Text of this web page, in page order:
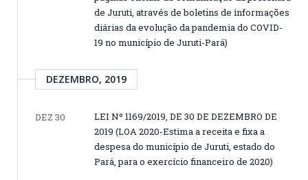
de Juruti, através de boletins de informações
diárias da evolução da pandemia do COVID-
19 no município de Juruti-Pará)
DEZEMBRO, 2019
DEZ 30
LEI Nº 1169/2019, DE 30 DE DEZEMBRO DE
2019 (LOA 2020-Estima a receita e fixa a
despesa do município de Juruti, estado do
Pará, para o exercício financeiro de 2020)